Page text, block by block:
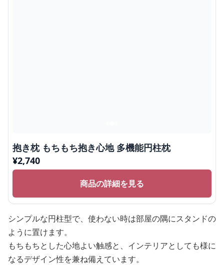
抱き枕 もちもち抱き心地 多機能円柱枕
¥2,740
商品の詳細を見る
シンプルな円柱型で、使わない時は部屋の隅にスタンドの
ように置けます。
もちもちとした心地よい触感と、インテリアとしても様に
なるデザイン性を兼ね備えています。